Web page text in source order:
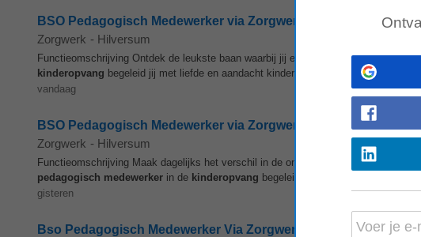
BSO Pedagogisch Medewerker via Zorgwerk in Noord-Holland,
Zorgwerk - Hilversum
Functieomschrijving Ontdek de leukste baan waarbij jij elke dag het verschil
kinderopvang begeleid jij met liefde en aandacht kinderen op een
vandaag
BSO Pedagogisch Medewerker via Zorgwerk in Noord-Holland,
Zorgwerk - Hilversum
Functieomschrijving Maak dagelijks het verschil in de ontwikkeling van kinderen
pedagogisch medewerker in de kinderopvang begeleid je met veel enthousiasme
gisteren
Bso Pedagogisch Medewerker Via Zorgwerk In Noord-Holland,